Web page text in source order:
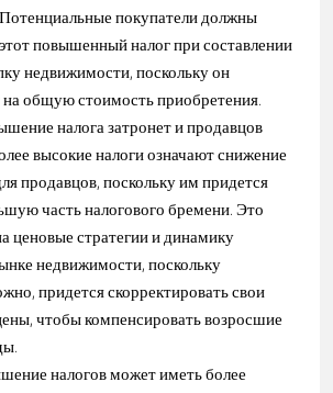
покупатели должны
повышенный налог при составлении
недвижимости, поскольку он
общую стоимость приобретения.
налога затронет и продавцов
высокие налоги означают снижение
продавцов, поскольку им придется
часть налогового бремени. Это
ценовые стратегии и динамику
недвижимости, поскольку
придется скорректировать свои
чтобы компенсировать возросшие
налогов может иметь более